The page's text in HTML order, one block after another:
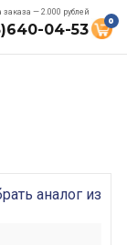
— 2.000 рублей
04-53 0
аналог из